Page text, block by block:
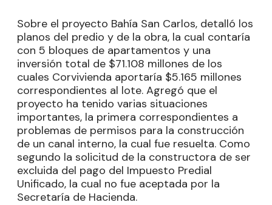
Sobre el proyecto Bahía San Carlos, detalló los
planos del predio y de la obra, la cual contaría
con 5 bloques de apartamentos y una
inversión total de $71.108 millones de los
cuales Corvivienda aportaría $5.165 millones
correspondientes al lote. Agregó que el
proyecto ha tenido varias situaciones
importantes, la primera correspondientes a
problemas de permisos para la construcción
de un canal interno, la cual fue resuelta. Como
segundo la solicitud de la constructora de ser
excluida del pago del Impuesto Predial
Unificado, la cual no fue aceptada por la
Secretaría de Hacienda.